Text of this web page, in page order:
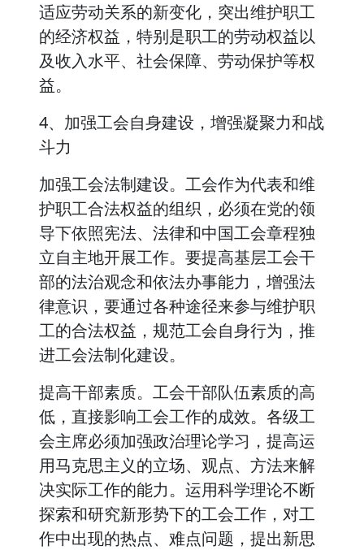
适应劳动关系的新变化，突出维护职工
的经济权益，特别是职工的劳动权益以
及收入水平、社会保障、劳动保护等权
益。
4、加强工会自身建设，增强凝聚力和战
斗力
加强工会法制建设。工会作为代表和维
护职工合法权益的组织，必须在党的领
导下依照宪法、法律和中国工会章程独
立自主地开展工作。要提高基层工会干
部的法治观念和依法办事能力，增强法
律意识，要通过各种途径来参与维护职
工的合法权益，规范工会自身行为，推
进工会法制化建设。
提高干部素质。工会干部队伍素质的高
低，直接影响工会工作的成效。各级工
会主席必须加强政治理论学习，提高运
用马克思主义的立场、观点、方法来解
决实际工作的能力。运用科学理论不断
探索和研究新形势下的工会工作，对工
作中出现的热点、难点问题，提出新思